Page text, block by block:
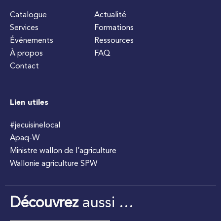
Catalogue
Services
Événements
À propos
Contact
Actualité
Formations
Ressources
FAQ
Lien utiles
#jecuisinelocal
Apaq-W
Ministre wallon de l’agriculture
Wallonie agriculture SPW
Découvrezaussi …